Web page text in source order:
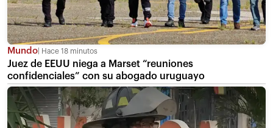
Mundo Hace 18 minutos
Juez de EEUU niega a Marset “reuniones
confidenciales” con su abogado uruguayo